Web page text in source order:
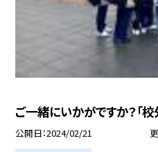
ご一緒にいかがですか？「
公開日 2024/02/21